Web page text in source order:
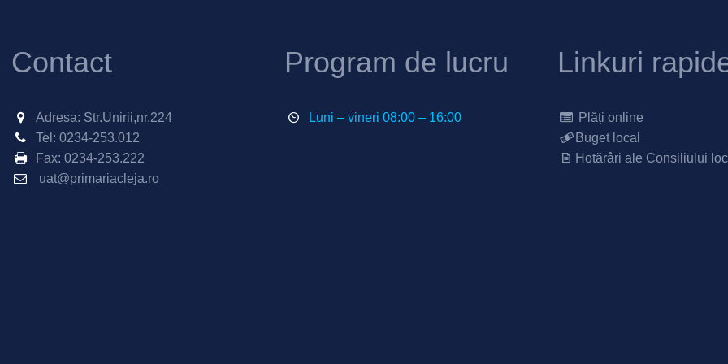
Contact
Adresa: Str.Unirii,nr.224
Tel: 0234-253.012
Fax: 0234-253.222
uat@primariacleja.ro
Program de lucru
Luni – vineri 08:00 – 16:00
Linkuri
Plăți online
Buget local
Hotărâri ale Consiliului